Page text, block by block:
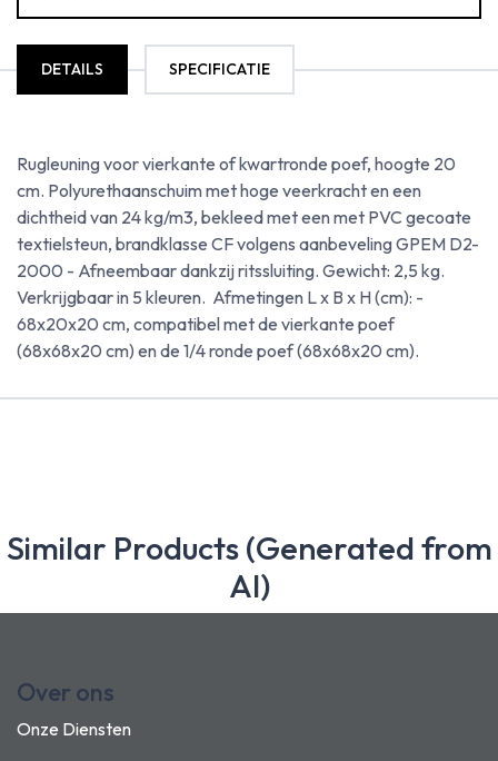
DETAILS SPECIFICATIE
Rugleuning voor vierkante of kwartronde poef, hoogte 20
cm. Polyurethaanschuim met hoge veerkracht en een
dichtheid van 24 kg/m3, bekleed met een met PVC gecoate
textielsteun, brandklasse CF volgens aanbeveling GPEM D2-
2000 - Afneembaar dankzij ritssluiting. Gewicht: 2,5 kg.
Verkrijgbaar in 5 kleuren. Afmetingen L x B x H (cm): -
68x20x20 cm, compatibel met de vierkante poef
(68x68x20 cm) en de 1/4 ronde poef (68x68x20 cm).
Similar Products (Generated from
AI)
Over ons
Onze Diensten